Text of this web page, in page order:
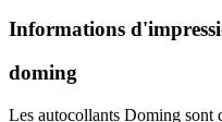
Informations
doming
Les autocollants Doming sont